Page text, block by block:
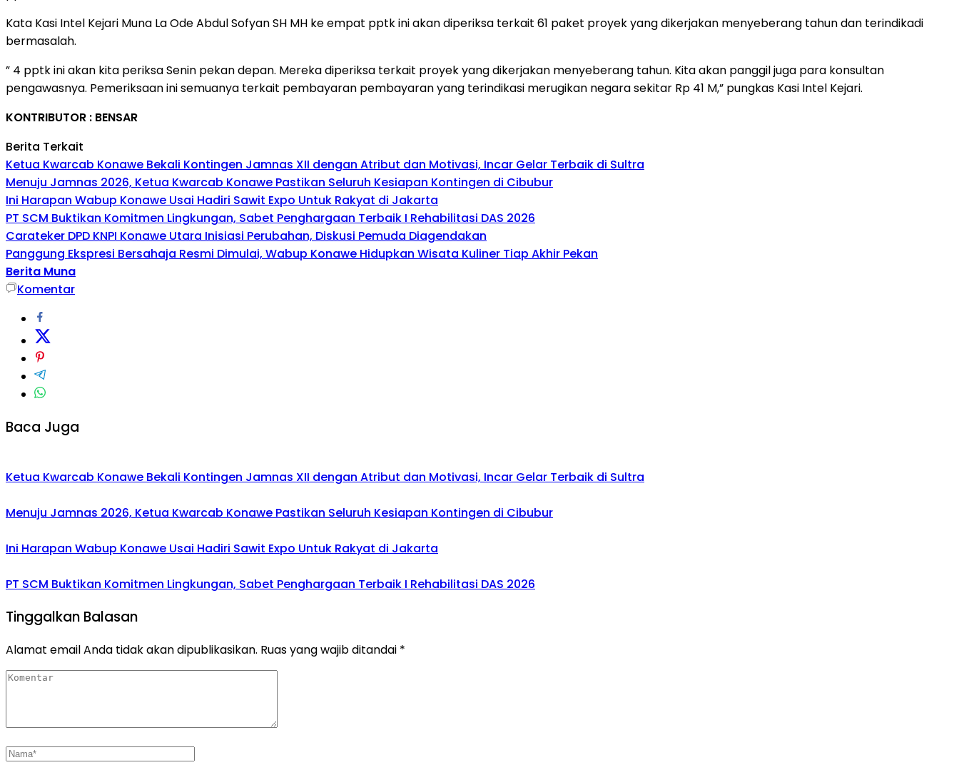
Kata Kasi Intel Kejari Muna La Ode Abdul Sofyan SH MH ke empat pptk ini akan diperiksa terkait 61 paket proyek yang dikerjakan menyeberang tahun dan terindikadi
bermasalah.
” 4 pptk ini akan kita periksa Senin pekan depan. Mereka diperiksa terkait proyek yang dikerjakan menyeberang tahun. Kita akan panggil juga para konsultan
pengawasnya. Pemeriksaan ini semuanya terkait pembayaran pembayaran yang terindikasi merugikan negara sekitar Rp 41 M,” pungkas Kasi Intel Kejari.
KONTRIBUTOR : BENSAR
Berita Terkait
Ketua Kwarcab Konawe Bekali Kontingen Jamnas XII dengan Atribut dan Motivasi, Incar Gelar Terbaik di Sultra
Menuju Jamnas 2026, Ketua Kwarcab Konawe Pastikan Seluruh Kesiapan Kontingen di Cibubur
Ini Harapan Wabup Konawe Usai Hadiri Sawit Expo Untuk Rakyat di Jakarta
PT SCM Buktikan Komitmen Lingkungan, Sabet Penghargaan Terbaik I Rehabilitasi DAS 2026
Carateker DPD KNPI Konawe Utara Inisiasi Perubahan, Diskusi Pemuda Diagendakan
Panggung Ekspresi Bersahaja Resmi Dimulai, Wabup Konawe Hidupkan Wisata Kuliner Tiap Akhir Pekan
Berita Muna
Komentar
Baca Juga
Ketua Kwarcab Konawe Bekali Kontingen Jamnas XII dengan Atribut dan Motivasi, Incar Gelar Terbaik di Sultra
Menuju Jamnas 2026, Ketua Kwarcab Konawe Pastikan Seluruh Kesiapan Kontingen di Cibubur
Ini Harapan Wabup Konawe Usai Hadiri Sawit Expo Untuk Rakyat di Jakarta
PT SCM Buktikan Komitmen Lingkungan, Sabet Penghargaan Terbaik I Rehabilitasi DAS 2026
Tinggalkan Balasan
Alamat email Anda tidak akan dipublikasikan. Ruas yang wajib ditandai *